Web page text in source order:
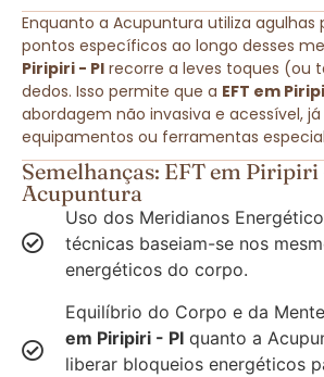
Enquanto a Acupuntura utiliza agulhas
pontos específicos ao longo desses
Piripiri - PI recorre a leves toques (ou
dedos. Isso permite que a EFT em
abordagem não invasiva e acessível,
equipamentos ou ferramentas
Semelhanças: EFT em Piripiri
Acupuntura
Uso dos Meridianos
técnicas baseiam-se nos
energéticos do corpo.
Equilíbrio do Corpo e da
em Piripiri - PI quanto a
liberar bloqueios energéticos